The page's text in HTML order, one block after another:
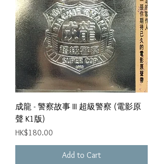
成龍 - 警察故事 III 超級警察 (電影原
聲 K1版)
Price
HK$180.00
Add to Cart